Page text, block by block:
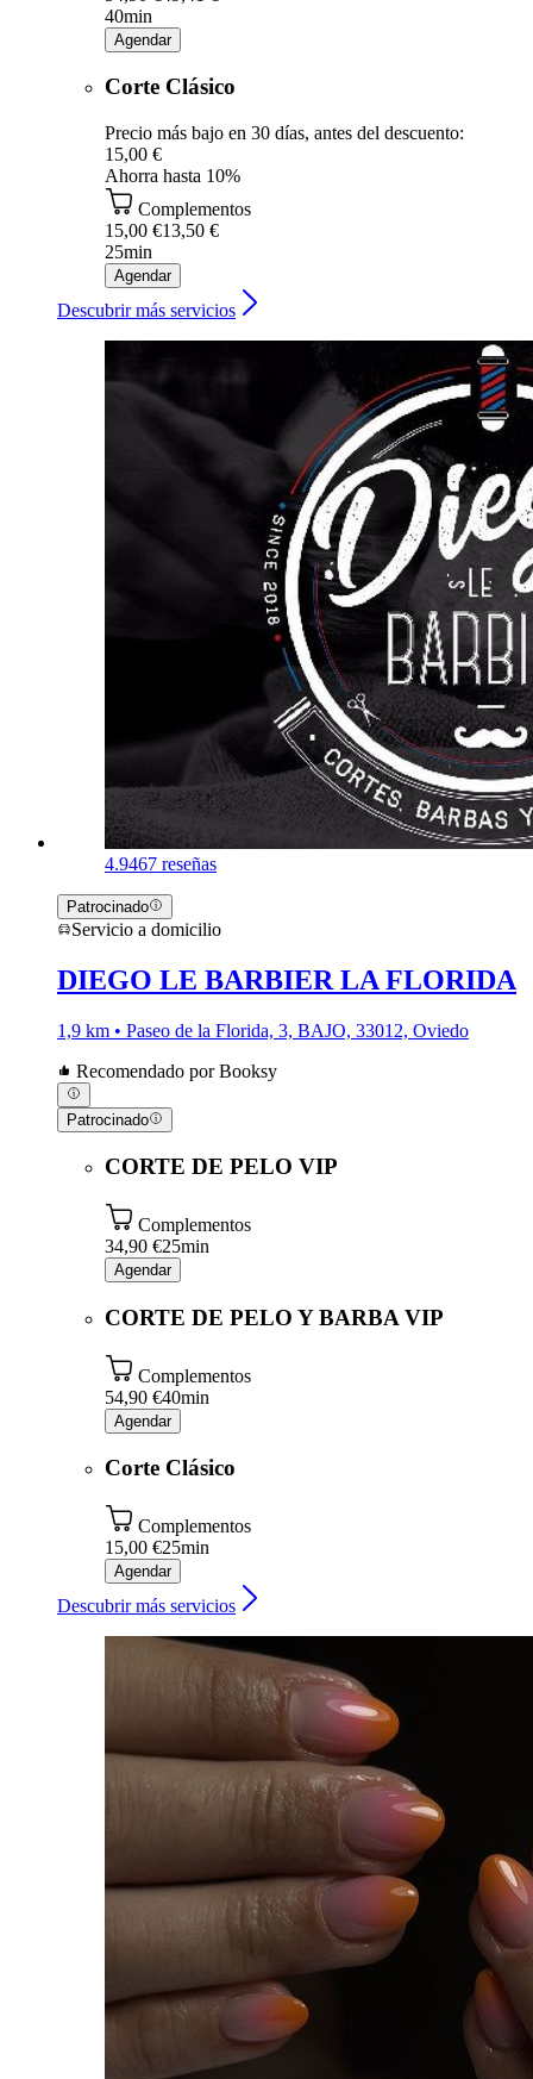
40min
Agendar
Corte Clásico
Precio más bajo en 30 días, antes del descuento:
15,00 €
Ahorra hasta 10%
Complementos
15,00 €13,50 €
25min
Agendar
Descubrir más servicios
4.9467 reseñas
Patrocinado
Servicio a domicilio
DIEGO LE BARBIER LA FLORIDA
1,9 km • Paseo de la Florida, 3, BAJO, 33012, Oviedo
Recomendado por Booksy
Patrocinado
CORTE DE PELO VIP
Complementos
34,90 €25min
Agendar
CORTE DE PELO Y BARBA VIP
Complementos
54,90 €40min
Agendar
Corte Clásico
Complementos
15,00 €25min
Agendar
Descubrir más servicios